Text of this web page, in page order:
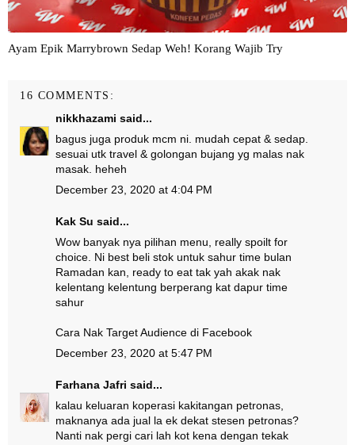
Ayam Epik Marrybrown Sedap Weh! Korang Wajib Try
16 COMMENTS:
nikkhazami said...
bagus juga produk mcm ni. mudah cepat & sedap.
sesuai utk travel & golongan bujang yg malas nak
masak. heheh
December 23, 2020 at 4:04 PM
Kak Su said...
Wow banyak nya pilihan menu, really spoilt for
choice. Ni best beli stok untuk sahur time bulan
Ramadan kan, ready to eat tak yah akak nak
kelentang kelentung berperang kat dapur time
sahur
Cara Nak Target Audience di Facebook
December 23, 2020 at 5:47 PM
Farhana Jafri said...
kalau keluaran koperasi kakitangan petronas,
maknanya ada jual la ek dekat stesen petronas?
Nanti nak pergi cari lah kot kena dengan tekak